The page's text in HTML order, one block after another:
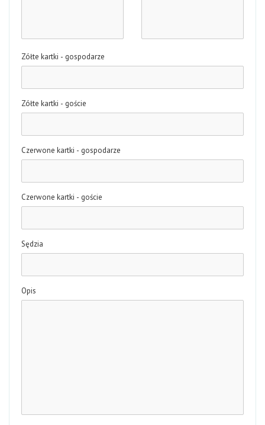
Zółte kartki - gospodarze
Zółte kartki - goście
Czerwone kartki - gospodarze
Czerwone kartki - goście
Sędzia
Opis